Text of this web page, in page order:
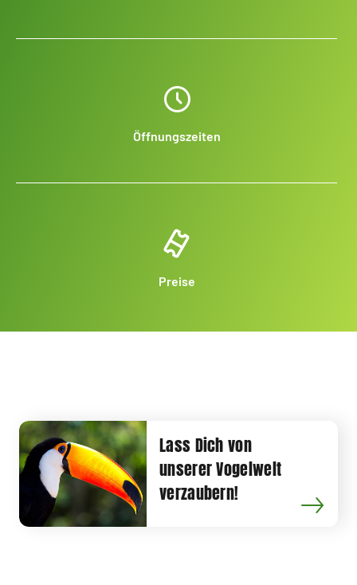
Öffnungszeiten
Preise
Lass Dich von
unserer Vogelwelt
verzaubern!